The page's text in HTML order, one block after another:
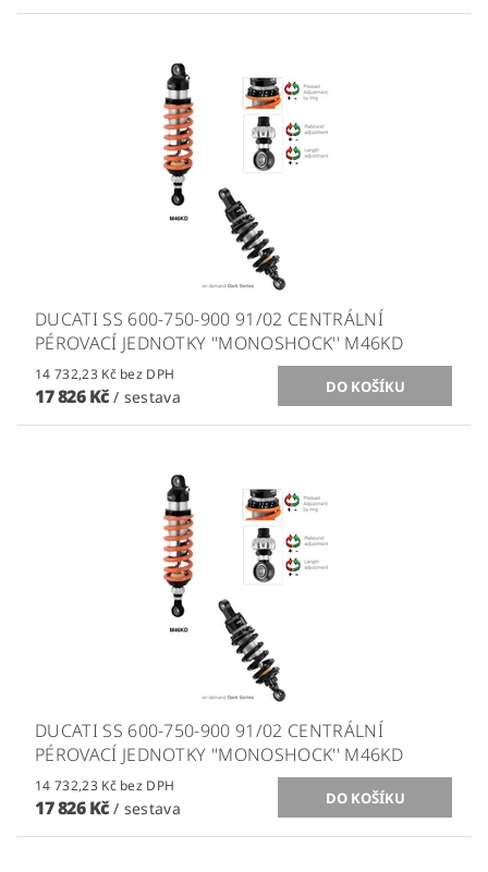
DUCATI SS 600-750-900 91/02 CENTRÁLNÍ
PÉROVACÍ JEDNOTKY ''MONOSHOCK'' M46KD
14 732,23 Kč bez DPH
17 826 Kč/ sestava
DUCATI SS 600-750-900 91/02 CENTRÁLNÍ
PÉROVACÍ JEDNOTKY ''MONOSHOCK'' M46KD
14 732,23 Kč bez DPH
17 826 Kč/ sestava